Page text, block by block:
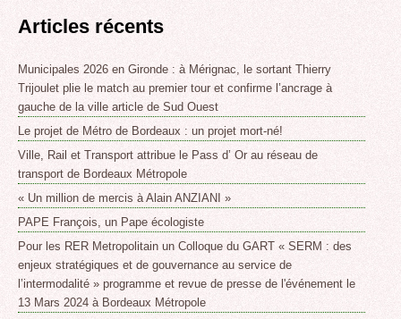
Articles récents
Municipales 2026 en Gironde : à Mérignac, le sortant Thierry
Trijoulet plie le match au premier tour et confirme l’ancrage à
gauche de la ville article de Sud Ouest
Le projet de Métro de Bordeaux : un projet mort-né!
Ville, Rail et Transport attribue le Pass d’ Or au réseau de
transport de Bordeaux Métropole
« Un million de mercis à Alain ANZIANI »
PAPE François, un Pape écologiste
Pour les RER Metropolitain un Colloque du GART « SERM : des
enjeux stratégiques et de gouvernance au service de
l’intermodalité » programme et revue de presse de l'événement le
13 Mars 2024 à Bordeaux Métropole